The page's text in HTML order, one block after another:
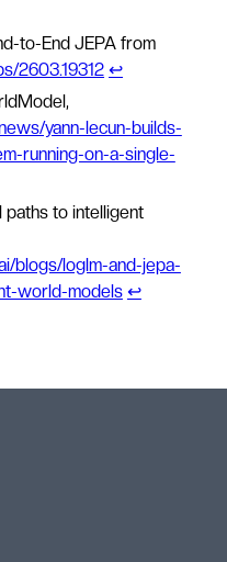
to-End JEPA from
2603.19312 ↩︎
yann-lecun-builds-
running-on-a-single-
paths to intelligent
blogs/loglm-and-jepa-
world-models ↩︎